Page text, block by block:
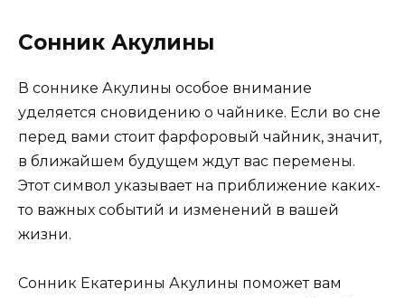
Сонник Акулины
В соннике Акулины особое внимание
уделяется сновидению о чайнике. Если во сне
перед вами стоит фарфоровый чайник, значит,
в ближайшем будущем ждут вас перемены.
Этот символ указывает на приближение каких-
то важных событий и изменений в вашей
жизни.
Сонник Екатерины Акулины поможет вам